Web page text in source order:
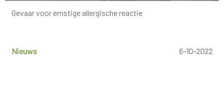
Gevaar voor ernstige allergische reactie
Nieuws 6-10-2022